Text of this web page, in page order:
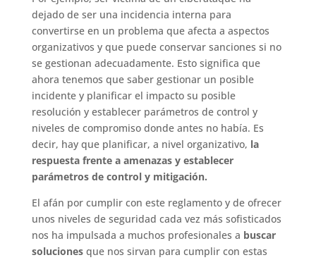
dejado de ser una incidencia interna para
convertirse en un problema que afecta a aspectos
organizativos y que puede conservar sanciones si no
se gestionan adecuadamente. Esto significa que
ahora tenemos que saber gestionar un posible
incidente y planificar el impacto su posible
resolución y establecer parámetros de control y
niveles de compromiso donde antes no había. Es
decir, hay que planificar, a nivel organizativo, la
respuesta frente a amenazas y establecer
parámetros de control y mitigación.
El afán por cumplir con este reglamento y de ofrecer
unos niveles de seguridad cada vez más sofisticados
nos ha impulsada a muchos profesionales a buscar
solucionesque nos sirvan para cumplir con estas